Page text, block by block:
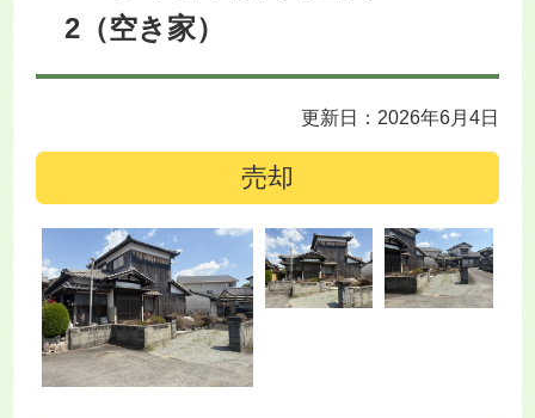
2（空き家）
更新日：2026年6月4日
売却